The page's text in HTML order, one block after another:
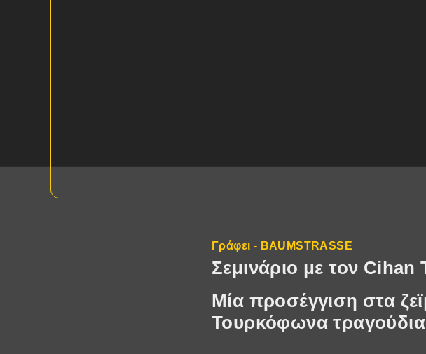
Γράφει - BAUMSTRASSE
Σεμινάριο με τον
Μία προσέγγιση στα
Τουρκόφωνα